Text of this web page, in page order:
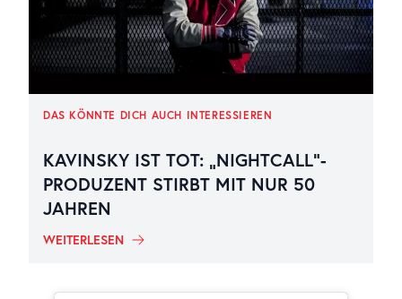
DAS KÖNNTE DICH AUCH INTERESSIEREN
KAVINSKY IST TOT: „NIGHTCALL“-
PRODUZENT STIRBT MIT NUR 50
JAHREN
WEITERLESEN